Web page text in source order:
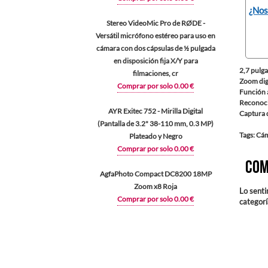
Stereo VideoMic Pro de RØDE -
Versátil micrófono estéreo para uso en
cámara con dos cápsulas de ½ pulgada
en disposición fija X/Y para
filmaciones, cr
Comprar por solo 0.00 €
AYR Exitec 752 - Mirilla Digital
(Pantalla de 3.2" 38-110 mm, 0.3 MP)
Plateado y Negro
Comprar por solo 0.00 €
AgfaPhoto Compact DC8200 18MP
Zoom x8 Roja
Comprar por solo 0.00 €
2,7
Zoom
Función
Captura
Tags:
Lo